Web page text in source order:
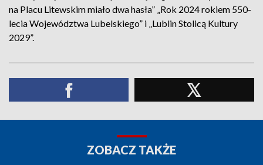
na Placu Litewskim miało dwa hasła” „Rok 2024 rokiem 550-
lecia Województwa Lubelskiego” i „Lublin Stolicą Kultury
2029”.
ZOBACZ TAKŻE